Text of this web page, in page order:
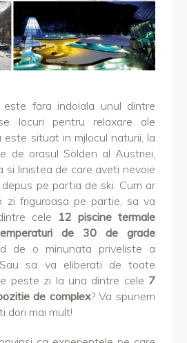
fara indoiala unul dintre
locuri pentru relaxare ale
este situat in mjlocul naturii, la
de orasul Sölden al Austriei,
si linistea de care aveti nevoie
pe partia de ski. Cum ar
zi friguroasa pe partie, sa va
cele 12 piscine termale
de 30 de grade
de o minunata priveliste a
Sau sa va eliberati de toate
peste zi la una dintre cele 7
de complex? Va spunem
dori mai mult!